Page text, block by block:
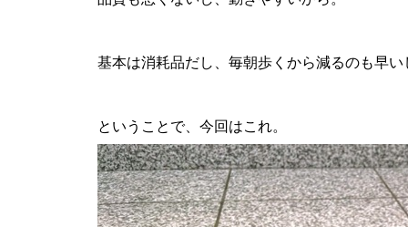
基本は消耗品だし、毎朝歩くから減るのも早い
ということで、今回はこれ。